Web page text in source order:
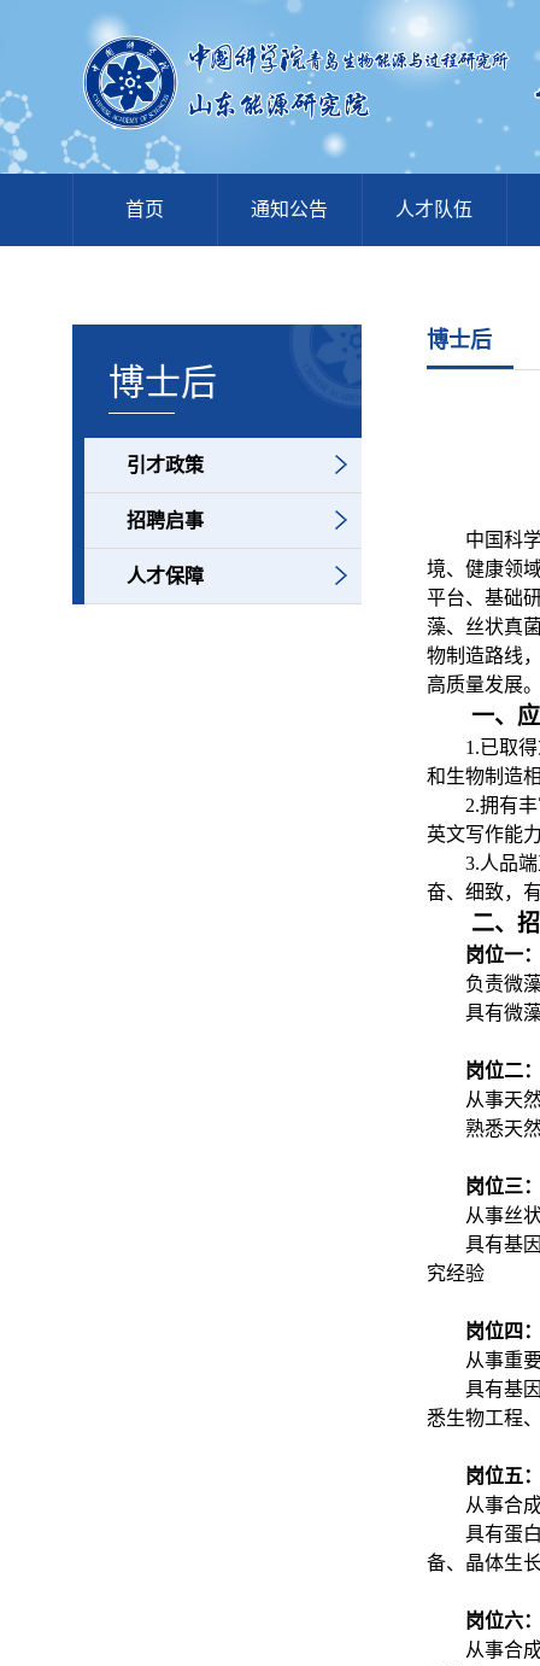
首页 通知公告 人才队伍
博士后
引才政策
招聘启事
人才保障
博士后
中国科
境、健康领
平台、基础
藻、丝状真
物制造路线
高质量发展
一、
1.已取
和生物制造
2.拥有
英文写作能
3.人品
奋、细致，
二、
岗位一
负责微
具有微
岗位二
从事天
熟悉天
岗位三
从事丝
具有基
究经验
岗位四
从事重
具有基
悉生物工程
岗位五
从事合
具有蛋
备、晶体生
岗位六
从事合